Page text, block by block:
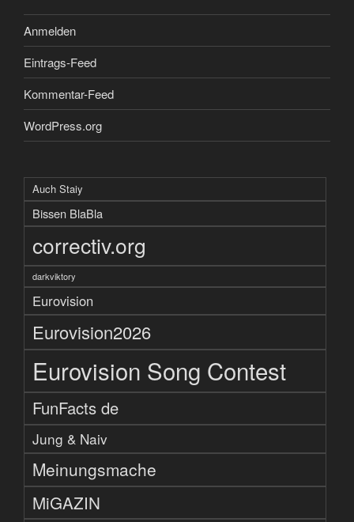
Anmelden
Eintrags-Feed
Kommentar-Feed
WordPress.org
Auch Staiy
Bissen BlaBla
correctiv.org
darkviktory
Eurovision
Eurovision2026
Eurovision Song Contest
FunFacts de
Jung & Naiv
Meinungsmache
MiGAZIN